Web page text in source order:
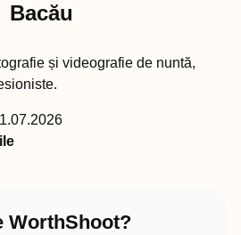
Bacău
și videografie de nuntă,
WorthShoot?